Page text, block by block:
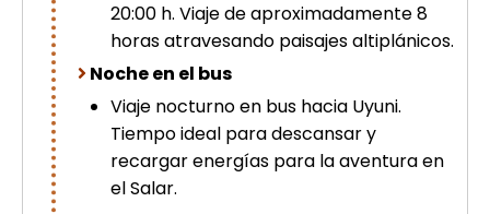
20:00 h. Viaje de aproximadamente 8
horas atravesando paisajes altiplánicos.
Noche en el bus
Viaje nocturno en bus hacia Uyuni.
Tiempo ideal para descansar y
recargar energías para la aventura en
el Salar.